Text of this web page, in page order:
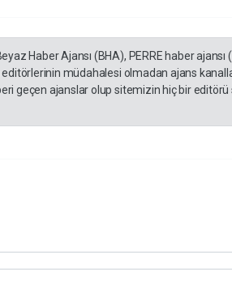
Haber Ajansı (BHA), PERRE haber ajansı
müdahalesi olmadan ajans
geçen ajanslar olup sitemizin hiç bir